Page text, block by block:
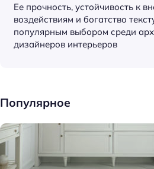
а
Ее прочность, устойчивость к
воздействиям и богатство
популярным выбором среди
дизайнеров интерьеров
Популярное